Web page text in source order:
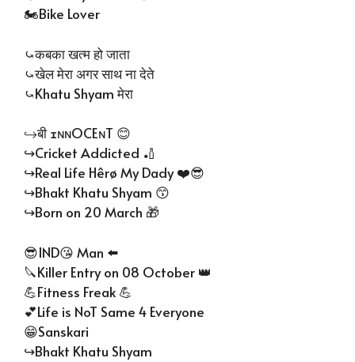
🏍️Bike Lover
⤿कबका खत्म हो जाता
⤿खेल मेरा अगर साथ ना देते
⤿Khatu Shyam मेरा
↪बी ɪɴɴOCEɴT 😊
↪Cricket Addicted 🏏
↪Real Life Hêrø My Dady ❤️😎
↪Bhakt Khatu Shyam 😙
↪Born on 20 March 🎁
😎IND😘 Man ⬅️
🔪Killer Entry on 08 October 👑
💪Fitness Freak 💪
💕Life is NoT Same 4 Everyone
😁Sanskari
↪️Bhakt Khatu Shyam